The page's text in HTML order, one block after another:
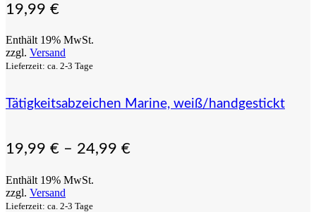
19,99 €
Enthält 19% MwSt.
zzgl. Versand
Lieferzeit: ca. 2-3 Tage
Tätigkeitsabzeichen Marine, weiß/handgestickt
19,99 € – 24,99 €
Enthält 19% MwSt.
zzgl. Versand
Lieferzeit: ca. 2-3 Tage